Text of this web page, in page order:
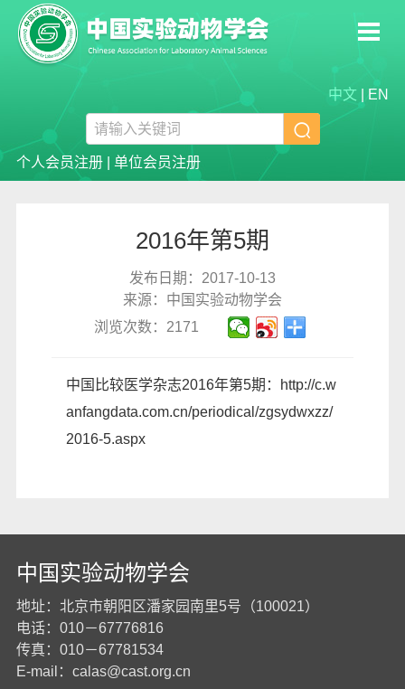
中文 EN

个人会员注册| 单位会员注册
2016年第5期
发布日期：2017-10-13
来源：中国实验动物学会
浏览次数：2171
中国比较医学杂志2016年第5期：
http://c.w
anfangdata.com.cn/periodical/zgsydwxzz/
2016-5.aspx
中国实验动物学会
地址：北京市朝阳区潘家园南里5号（100021）
电话：010－67776816
传真：010－67781534
E-mail： calas@cast.org.cn